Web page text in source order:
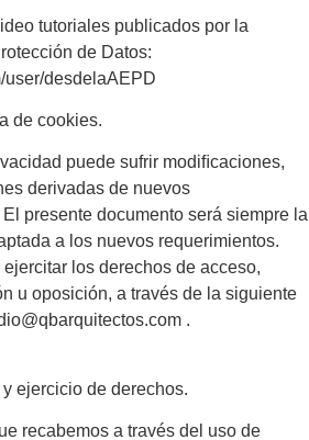
tutoriales publicados por la
de Datos:
user/desdelaAEPD
de cookies.
puede sufrir modiﬁcaciones,
derivadas de nuevos
presente documento será siempre la
a los nuevos requerimientos.
los derechos de acceso,
u oposición, a través de la siguiente
.
ejercicio de derechos.
recabemos a través del uso de